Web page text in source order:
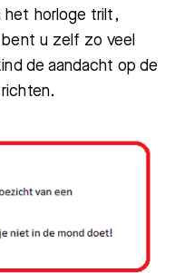
het horloge trilt,
u zelf zo veel
de aandacht op de